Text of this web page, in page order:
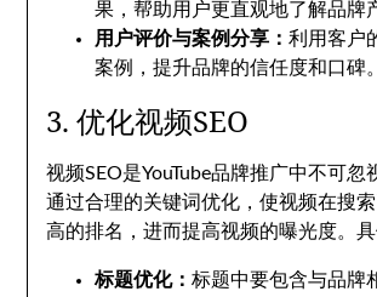
果，帮助用户更直观地了解品牌
用户评价与案例分享：利用客户
案例，提升品牌的信任度和口碑。
3. 优化视频SEO
视频SEO是YouTube品牌推广中不可忽
通过合理的关键词优化，使视频在搜
高的排名，进而提高视频的曝光度。具
标题优化：标题中要包含与品牌